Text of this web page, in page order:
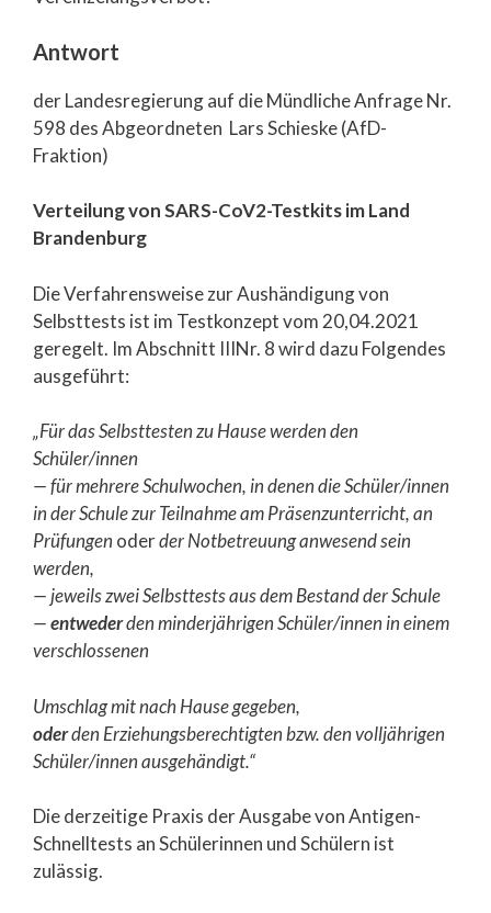
Antwort
der Landesregierung auf die Mündliche Anfrage Nr.
598 des Abgeordneten Lars Schieske (AfD-
Fraktion)
Verteilung von SARS-CoV2-Testkits im Land
Brandenburg
Die Verfahrensweise zur Aushändigung von
Selbsttests ist im Testkonzept vom 20,04.2021
geregelt. Im Abschnitt IIINr. 8 wird dazu Folgendes
ausgeführt:
„Für das Selbsttesten zu Hause werden den
Schüler/innen
— für mehrere Schulwochen, in denen die Schüler/innen
in der Schule zurTeilnahme am Präsenzunterricht, an
Prüfungen oderder Notbetreuunganwesend sein
werden,
— jeweils zwei Selbsttests aus dem Bestand der Schule
—entwederden minderjährigen Schüler/innen in einem
verschlossenen
Umschlag mit nach Hause gegeben,
oderden Erziehungsberechtigten bzw. den volljährigen
Schüler/innen ausgehändigt.“
Die derzeitige Praxis der Ausgabe von Antigen-
Schnelltests an Schülerinnen und Schülern ist
zulässig.